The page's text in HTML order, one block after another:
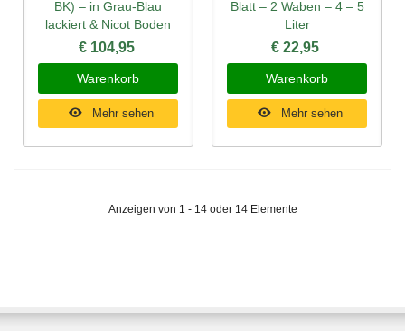
BK) – in Grau-Blau
lackiert & Nicot Boden
€ 104,95
Warenkorb
Mehr sehen
Blatt – 2 Waben – 4 – 5
Liter
€ 22,95
Warenkorb
Mehr sehen
Anzeigen von 1 - 14 oder 14 Elemente